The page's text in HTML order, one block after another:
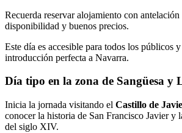
Recuerda reservar alojamiento con antelación
disponibilidad y buenos precios.
Este día es accesible para todos los públicos
introducción perfecta a Navarra.
Día tipo en la zona de Sangüesa y
Inicia la jornada visitando el Castillo de
conocer la historia de San Francisco Javier y
del siglo XIV.